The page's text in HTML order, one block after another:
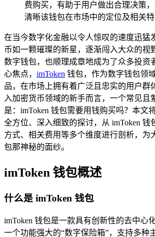
费购买，有助于用户做出合理决策
清晰该钱包在市场中的定位及相关特
在当今数字化金融以令人惊叹的速度迅猛
币如一颗璀璨的新星，逐渐闯入大众的视
数字钱包，也顺理成章地成为了众多投资
心焦点， imToken 钱包，作为数字钱包领
品，在市场上拥有着广泛且忠实的用户群
入加密货币领域的新手而言，一个常见且
是：imToken 钱包需要用钱购买吗？本文
全方位、深入细致的探讨，从 imToken 钱
方式、相关费用等多个维度进行剖析，为
包那神秘的面纱。
imToken 钱包概述
什么是 imToken 钱包
imToken 钱包是一款具有创新性的去中心
一个功能强大的“数字保险箱”，支持多种